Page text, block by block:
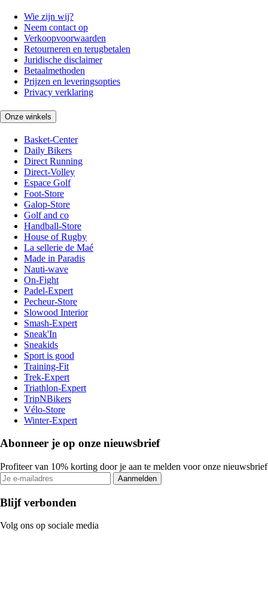
Wie zijn wij?
Neem contact op
Verkoopvoorwaarden
Retourneren en terugbetalen
Juridische disclaimer
Betaalmethoden
Prijzen en leveringsopties
Privacy verklaring
Onze winkels
Basket-Center
Daily Bikers
Direct Running
Direct-Volley
Espace Golf
Foot-Store
Galop-Store
Golf and co
Handball-Store
House of Rugby
La sellerie de Maé
Made in Paradis
Nauti-wave
On-Fight
Padel-Expert
Pecheur-Store
Slowood Interior
Smash-Expert
Sneak'In
Sneakids
Sport is good
Training-Fit
Trek-Expert
Triathlon-Expert
TripNBikers
Vélo-Store
Winter-Expert
Abonneer je op onze nieuwsbrief
Profiteer van 10% korting door je aan te melden voor onze nieuwsbrief
Aanmelden
Blijf verbonden
Volg ons op sociale media